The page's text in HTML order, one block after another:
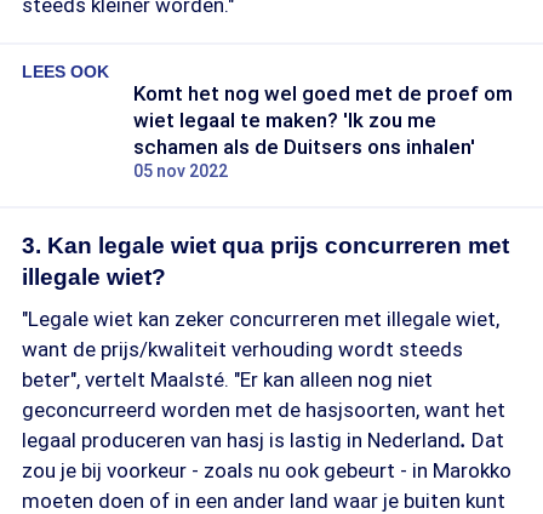
steeds kleiner worden."
LEES OOK
Komt het nog wel goed met de proef om
wiet legaal te maken? 'Ik zou me
schamen als de Duitsers ons inhalen'
05 nov 2022
3. Kan legale wiet qua prijs concurreren met
illegale wiet?
"Legale wiet kan zeker concurreren met illegale wiet,
want de prijs/kwaliteit verhouding wordt steeds
beter", vertelt Maalsté. "Er kan alleen nog niet
geconcurreerd worden met de hasjsoorten, want het
legaal produceren van hasj is lastig in Nederland. Dat
zou je bij voorkeur - zoals nu ook gebeurt - in Marokko
moeten doen of in een ander land waar je buiten kunt